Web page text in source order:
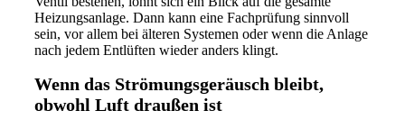
Heizungsanlage. Dann kann eine Fachprüfung sinnvoll
sein, vor allem bei älteren Systemen oder wenn die Anlage
nach jedem Entlüften wieder anders klingt.
Wenn das Strömungsgeräusch bleibt,
obwohl Luft draußen ist